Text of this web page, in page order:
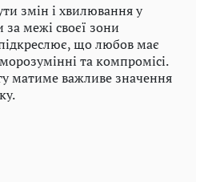
змін і хвилювання у
за межі своєї зони
що любов має
та компромісі.
матиме важливе значення